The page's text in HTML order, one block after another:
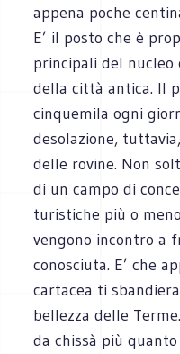
appena poche
E’ il posto che è
principali del
della città antica. Il
cinquemila ogni
desolazione,
delle rovine. Non
di un campo di
turistiche più o
vengono incontro a
conosciuta. E’ che
cartacea ti
bellezza delle
da chissà più